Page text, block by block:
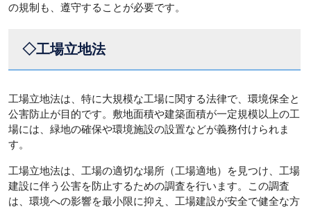
の規制も、遵守することが必要です。
◇工場立地法
工場立地法は、特に大規模な工場に関する法律で、環境保全と
公害防止が目的です。敷地面積や建築面積が一定規模以上の工
場には、緑地の確保や環境施設の設置などが義務付けられま
す。
工場立地法は、工場の適切な場所（工場適地）を見つけ、工場
建設に伴う公害を防止するための調査を行います。この調査
は、環境への影響を最小限に抑え、工場建設が安全で健全な方